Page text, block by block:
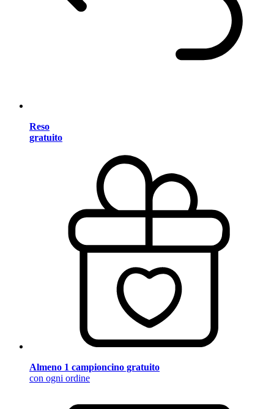
Reso
gratuito
Almeno 1 campioncino gratuito
con ogni ordine